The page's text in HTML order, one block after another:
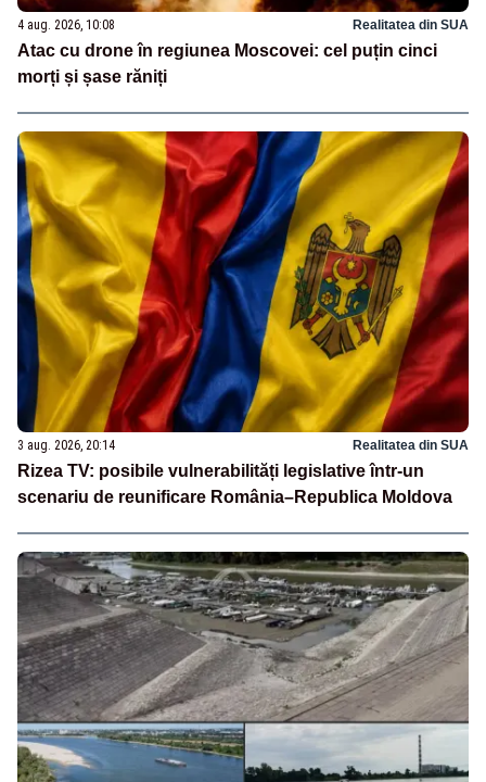
4 aug. 2026, 10:08 Realitatea din SUA
Atac cu drone în regiunea Moscovei: cel puțin cinci
morți și șase răniți
3 aug. 2026, 20:14 Realitatea din SUA
Rizea TV: posibile vulnerabilități legislative într-un
scenariu de reunificare România–Republica Moldova